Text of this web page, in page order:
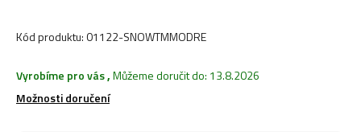
Kód produktu:01122-SNOWTMMODRE
Vyrobíme pro vás,Můžeme doručit do: 13.8.2026
Možnosti doručení